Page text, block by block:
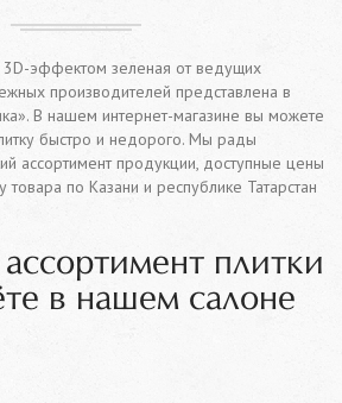
3D-эффектом зеленая от ведущих
производителей представлена в
В нашем интернет-магазине вы можете
быстро и недорого. Мы рады
ассортимент продукции, доступные цены
товара по Казани и республике Татарстан
плитки
в нашем салоне